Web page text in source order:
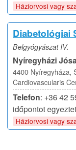
Háziorvosi vagy
Diabetológiai
Belgyógyászat IV.
Nyíregyházi
4400 Nyíregyháza,
Cardiovascularis
Telefon: +36 42
időpontot
Háziorvosi vagy